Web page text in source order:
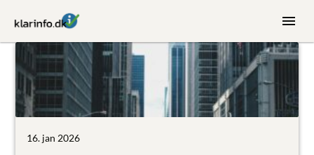
16. jan 2026